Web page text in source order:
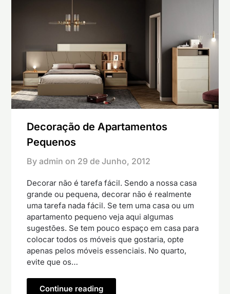
Decoração de Apartamentos
Pequenos
By admin on 29 de Junho, 2012
Decorar não é tarefa fácil. Sendo a nossa casa
grande ou pequena, decorar não é realmente
uma tarefa nada fácil. Se tem uma casa ou um
apartamento pequeno veja aqui algumas
sugestões. Se tem pouco espaço em casa para
colocar todos os móveis que gostaria, opte
apenas pelos móveis essenciais. No quarto,
evite que os…
Continue reading